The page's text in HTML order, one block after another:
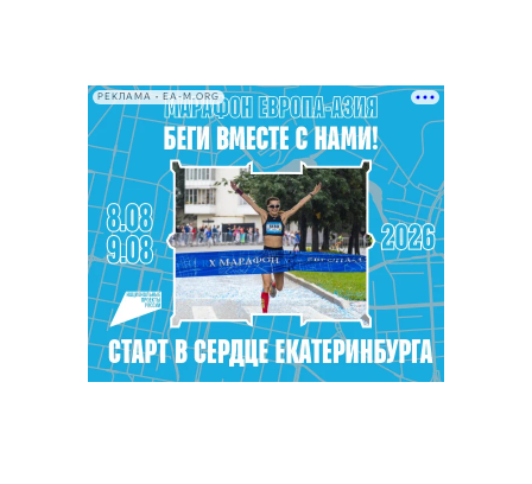
РЕКЛАМА • EA-M.ORG